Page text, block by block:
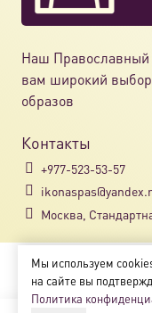
Наш Православный
вам широкий
образов
Контакты
+977-523-53-57
Москва,
Copyright © 2018-
Магазин
Мы используем
на сайте вы
Политика